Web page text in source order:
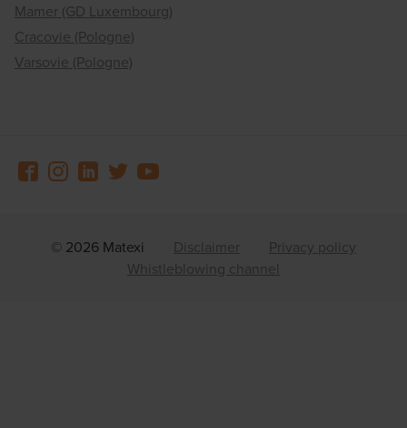
Mamer (GD Luxembourg)
Cracovie (Pologne)
Varsovie (Pologne)
© 2026 Matexi Disclaimer
Privacy policy
Whistleblowing channel